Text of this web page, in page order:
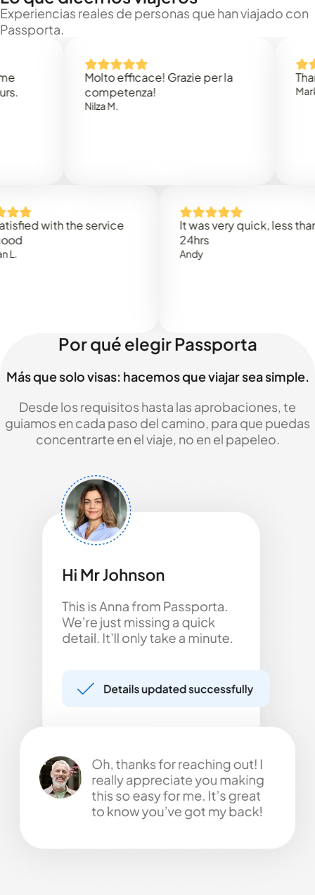
Experiencias reales de personas que han viajado con
Passporta.
Molto efficace! Grazie per la
competenza!
Nilza M.
Thank
Mark N.
with the service
It was very quick, less than
Por qué elegir Passporta
Más que solo visas: hacemos que viajar sea simple.
Desde los requisitos hasta las aprobaciones, te
guiamos en cada paso del camino, para que puedas
concentrarte en el viaje, no en el papeleo.